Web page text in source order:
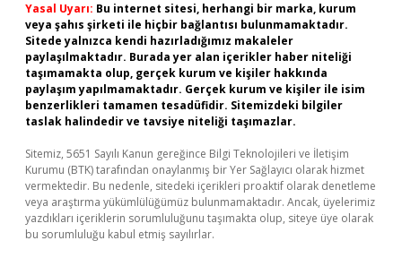
Yasal Uyarı: Bu internet sitesi, herhangi bir marka, kurum
veya şahıs şirketi ile hiçbir bağlantısı bulunmamaktadır.
Sitede yalnızca kendi hazırladığımız makaleler
paylaşılmaktadır. Burada yer alan içerikler haber niteliği
taşımamakta olup, gerçek kurum ve kişiler hakkında
paylaşım yapılmamaktadır. Gerçek kurum ve kişiler ile isim
benzerlikleri tamamen tesadüfidir. Sitemizdeki bilgiler
taslak halindedir ve tavsiye niteliği taşımazlar.
Sitemiz, 5651 Sayılı Kanun gereğince Bilgi Teknolojileri ve İletişim
Kurumu (BTK) tarafından onaylanmış bir Yer Sağlayıcı olarak hizmet
vermektedir. Bu nedenle, sitedeki içerikleri proaktif olarak denetleme
veya araştırma yükümlülüğümüz bulunmamaktadır. Ancak, üyelerimiz
yazdıkları içeriklerin sorumluluğunu taşımakta olup, siteye üye olarak
bu sorumluluğu kabul etmiş sayılırlar.